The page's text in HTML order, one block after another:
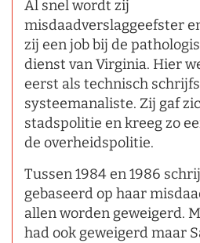
Al snel wordt zij
misdaadverslaggeefster
zij een job bij de
dienst van Virginia. Hier
eerst als technisch
systeemanaliste. Zij gaf
stadspolitie en kreeg zo
de overheidspolitie.
Tussen 1984 en 1986
gebaseerd op haar
allen worden geweigerd.
had ook geweigerd maar